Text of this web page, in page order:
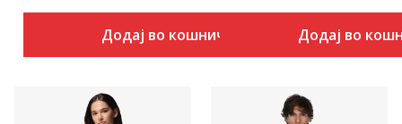
Додај во кошничка Додај во